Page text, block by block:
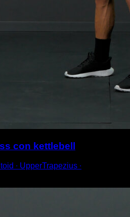
con kettlebell
∙ UpperTrapezius ∙